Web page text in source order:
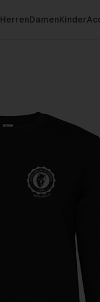
HerrenDamenKinder